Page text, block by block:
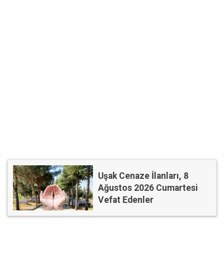
Uşak Cenaze İlanları, 8
Ağustos 2026 Cumartesi
Vefat Edenler